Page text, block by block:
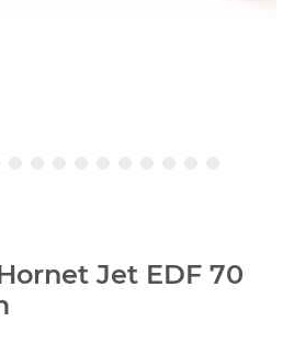
Jet EDF 70